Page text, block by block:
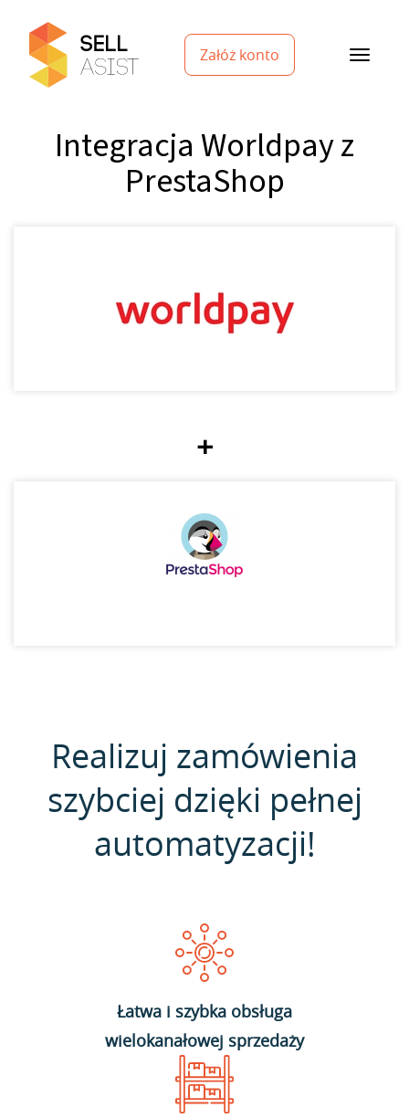
Załóż konto
Integracja Worldpay z
PrestaShop
+
Realizuj zamówienia
szybciej dzięki pełnej
automatyzacji!
Łatwa i szybka obsługa
wielokanałowej sprzedaży